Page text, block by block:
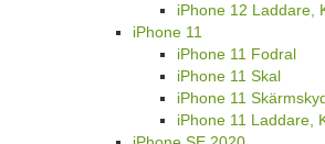
iPhone 12 Laddare,
iPhone 11
iPhone 11 Fodral
iPhone 11 Skal
iPhone 11
iPhone 11 Laddare,